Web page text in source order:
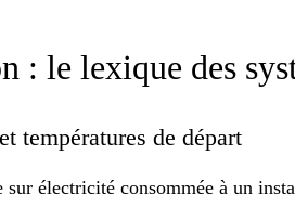
: le lexique des
températures de départ
électricité consommée à un